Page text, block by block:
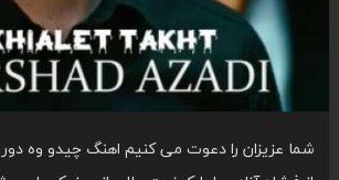
شما عزیزان را دعوت می کنیم اهنگ چیدو وه